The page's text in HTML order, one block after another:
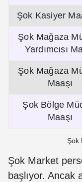
Şok Kasiyer
Şok Mağaza
Yardımcısı
Şok Mağaza
Maaşı
Şok Bölge
Maaşı
Şok
Şok Market
başlıyor. Ancak